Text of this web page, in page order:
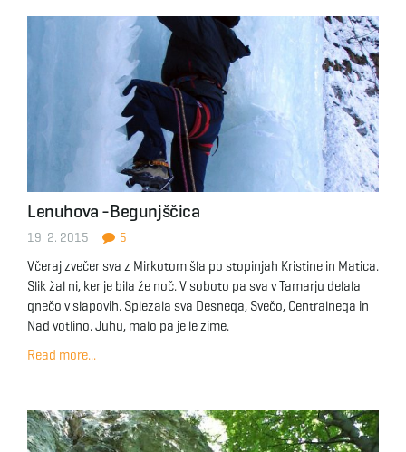
v
i
i
Lenuhova -Begunjščica
19. 2. 2015 5
Včeraj zvečer sva z Mirkotom šla po stopinjah Kristine in Matica.
Slik žal ni, ker je bila že noč. V soboto pa sva v Tamarju delala
gnečo v slapovih. Splezala sva Desnega, Svečo, Centralnega in
Nad votlino. Juhu, malo pa je le zime.
Read more...